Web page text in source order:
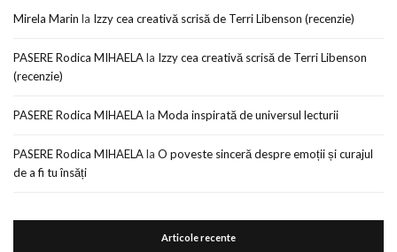
Mirela Marin la Izzy cea creativă scrisă de Terri Libenson (recenzie)
PASERE Rodica MIHAELAla Izzy cea creativă scrisă de Terri Libenson
(recenzie)
PASERE Rodica MIHAELAla Moda inspirată de universul lecturii
PASERE Rodica MIHAELAla O poveste sinceră despre emoții și curajul
de a fi tu însăți
Articole recente